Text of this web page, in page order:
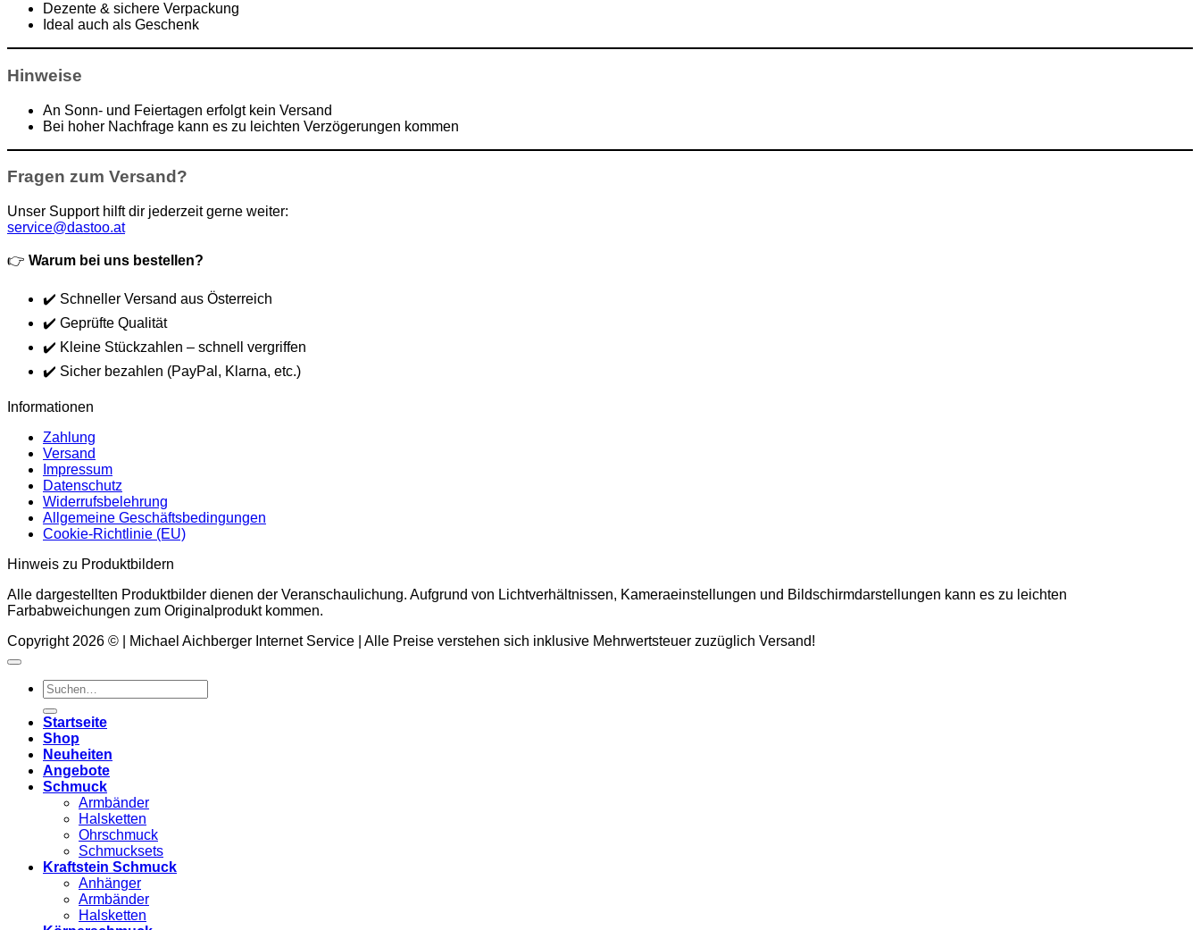
Dezente & sichere Verpackung
Ideal auch als Geschenk
Hinweise
An Sonn- und Feiertagen erfolgt kein Versand
Bei hoher Nachfrage kann es zu leichten Verzögerungen kommen
Fragen zum Versand?
Unser Support hilft dir jederzeit gerne weiter:
service@dastoo.at
👉 Warum bei uns bestellen?
✔️ Schneller Versand aus Österreich
✔️ Geprüfte Qualität
✔️ Kleine Stückzahlen – schnell vergriffen
✔️ Sicher bezahlen (PayPal, Klarna, etc.)
Informationen
Zahlung
Versand
Impressum
Datenschutz
Widerrufsbelehrung
Allgemeine Geschäftsbedingungen
Cookie-Richtlinie (EU)
Hinweis zu Produktbildern
Alle dargestellten Produktbilder dienen der Veranschaulichung. Aufgrund von Lichtverhältnissen, Kameraeinstellungen und Bildschirmdarstellungen kann es zu leichten
Farbabweichungen zum Originalprodukt kommen.
Copyright 2026 © | Michael Aichberger Internet Service | Alle Preise verstehen sich inklusive Mehrwertsteuer zuzüglich Versand!
Suchen
nach:
Startseite
Shop
Neuheiten
Angebote
Schmuck
Armbänder
Halsketten
Ohrschmuck
Schmucksets
Kraftstein Schmuck
Anhänger
Armbänder
Halsketten